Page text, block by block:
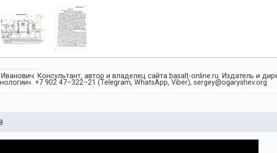
Консультант, автор и владелец сайта basalt-online.ru. Издатель и
+7 902 47–322–21 (Telegram, WhatsApp, Viber), sergey@ogaryshev.org